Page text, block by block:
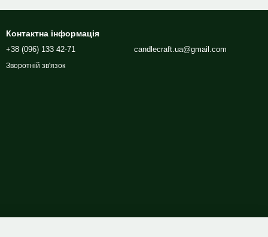
Контактна інформація
+38 (096) 133 42-71
Зворотній зв'язок
candlecraft.ua@gmail.com